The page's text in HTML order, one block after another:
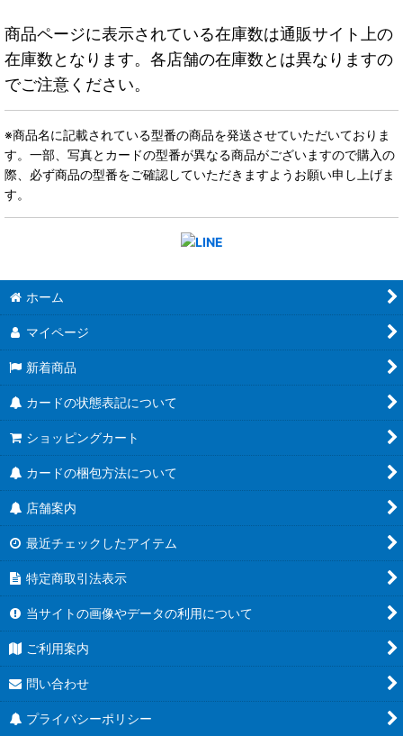
商品ページに表示されている在庫数は通販サイト上の
在庫数となります。各店舗の在庫数とは異なりますの
でご注意ください。
※商品名に記載されている型番の商品を発送させていただいておりま
す。一部、写真とカードの型番が異なる商品がございますので購入の
際、必ず商品の型番をご確認していただきますようお願い申し上げま
す。
ホーム
マイページ
新着商品
カードの状態表記について
ショッピングカート
カードの梱包方法について
店舗案内
最近チェックしたアイテム
特定商取引法表示
当サイトの画像やデータの利用について
ご利用案内
問い合わせ
プライバシーポリシー